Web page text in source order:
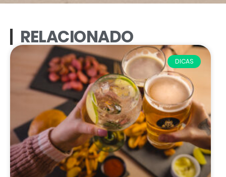
RELACIONADO
DICAS